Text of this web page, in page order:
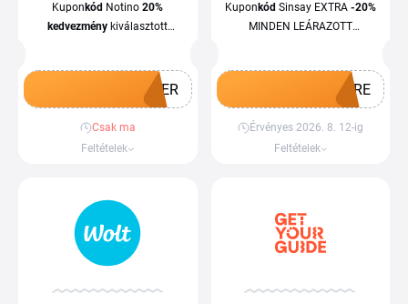
Kupon kód Notino20%
kedvezmény kiválasztott
Kupon megszerzése
MER
Csak ma
Feltételek
Kupon kód Sinsay EXTRA -20%
MINDEN LEÁRAZOTT
Kupon megszerzése
ORE
Érvényes 2026. 8. 12-ig
Feltételek